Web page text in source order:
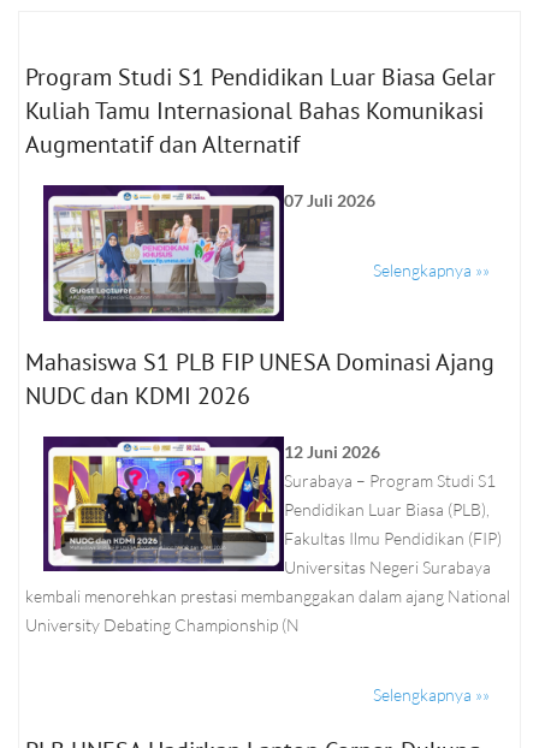
Program Studi S1 Pendidikan Luar Biasa Gelar
Kuliah Tamu Internasional Bahas Komunikasi
Augmentatif dan Alternatif
07 Juli 2026
Selengkapnya »»
Mahasiswa S1 PLB FIP UNESA Dominasi Ajang
NUDC dan KDMI 2026
12 Juni 2026
Surabaya – Program Studi S1
Pendidikan Luar Biasa (PLB),
Fakultas Ilmu Pendidikan (FIP)
Universitas Negeri Surabaya
kembali menorehkan prestasi membanggakan dalam ajang National
University Debating Championship (N
Selengkapnya »»